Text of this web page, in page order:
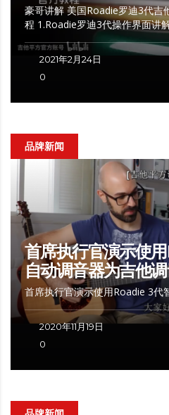
豪哥讲解 美国Roadie罗迪3代吉
程 1.Roadie罗迪3代操作界面讲
2021年2月24日
0
品牌新闻
首席执行官演示使
自动调音器为吉他
首席执行官演示使用Roadie 3代
2020年11月19日
0